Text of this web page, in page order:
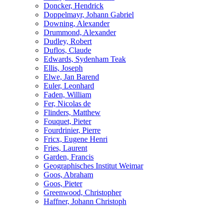
Doncker, Hendrick
Doppelmayr, Johann Gabriel
Downing, Alexander
Drummond, Alexander
Dudley, Robert
Duflos, Claude
Edwards, Sydenham Teak
Ellis, Joseph
Elwe, Jan Barend
Euler, Leonhard
Faden, William
Fer, Nicolas de
Flinders, Matthew
Fouquet, Pieter
Fourdrinier, Pierre
Fricx, Eugene Henri
Fries, Laurent
Garden, Francis
Geographisches Institut Weimar
Goos, Abraham
Goos, Pieter
Greenwood, Christopher
Haffner, Johann Christoph